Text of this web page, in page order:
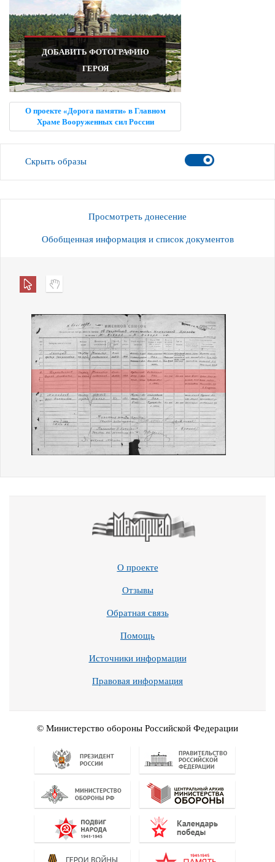
ДОБАВИТЬ ФОТОГРАФИЮ
ГЕРОЯ
О проекте «Дорога памяти» в Главном
Храме Вооруженных сил России
Скрыть образы
Просмотреть донесение
Обобщенная информация и список документов
О проекте
Отзывы
Обратная связь
Помощь
Источники информации
Правовая информация
© Министерство обороны Российской Федерации